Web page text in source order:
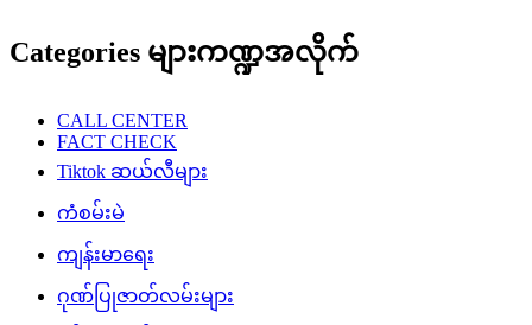
Categories များကဏ္ဍအလိုက်
CALL CENTER
FACT CHECK
Tiktok ဆယ်လီများ
ကံစမ်းမဲ
ကျန်းမာရေး
ဂုဏ်ပြုဇာတ်လမ်းများ